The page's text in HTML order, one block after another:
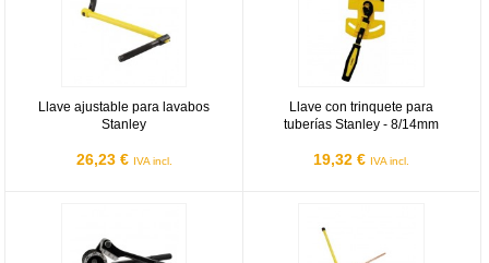
Llave ajustable para lavabos
Stanley
26,23 € IVA incl.
Llave con trinquete para
tuberías Stanley - 8/14mm
19,32 € IVA incl.